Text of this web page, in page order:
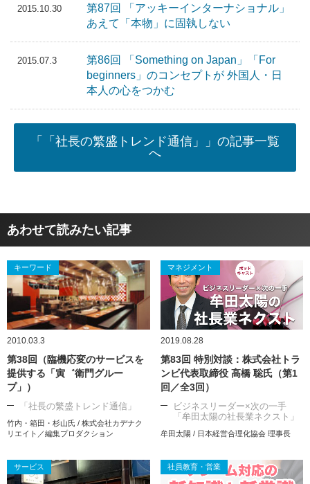
2015.10.30
第87回 「アッキーインターナショナル」
あえて「本物」に固執しない
2015.07.3
第86回 「Something on Japan」「For
beginners」のコンセプトが 外国人・日
本人の心をつかむ
「「社長の繁盛トレンド通信」」の記事一覧
へ
あわせて読みたい記事
キーワード
2010.03.3
第38回（臨機応変のサービスを
提供する「寅゛衛門グルー
プ」）
「社長の繁盛トレンド通信」
竹内・箱田・杉山氏 / 株式会社カデナク
リエイト／編集プロダクション
マネジメント
2019.08.28
第83回 特別対談：株式会社トラ
ンビ代表取締役 高橋 聡氏（第1
回／全3回）
ビジネスリーダー×次の一手
「牟田太陽の社長業ネクスト」
牟田太陽 / 日本経営合理化協会 理事長
サービス 社員教育・営業